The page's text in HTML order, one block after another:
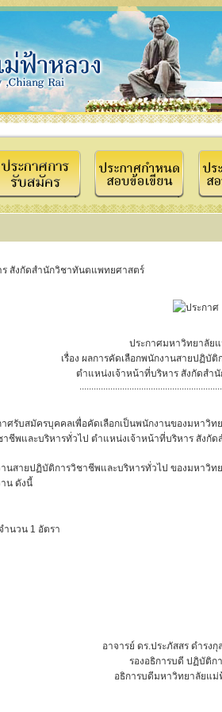
ร สังกัดสำนักวิชาทันตแพทยศาสตร์
ประกาศมหาวิทยาลัย
เรื่อง ผลการคัดเลือกพนักงานสายปฏิบั
ตำแหน่งเจ้าหน้าที่บริหาร สังกัดสำ
มัครบุคคลเพื่อคัดเลือกเป็นพนักงานของมหาวิทย
าชีพและบริหารทั่วไป ตำแหน่งเจ้าหน้าที่บริหาร สัง
ยปฏิบัติการวิชาชีพและบริหารทั่วไป ของมหาวิทย
าน ดังนี้
น 1 อัตรา
อาจารย์ ดร.ประภัสสร ดำร
รองอธิการบดี ปฏิ
อธิการบดีมหาวิทยาลัยแม่